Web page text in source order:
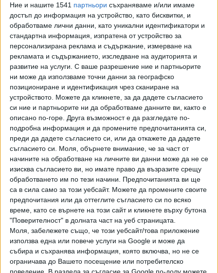
Ние и нашите 1541 партньори съхраняваме и/или имаме
достъп до информация на устройство, като бисквитки, и
обработваме лични данни, като уникални идентификатори и
стандартна информация, изпратена от устройство за
персонализирана реклама и съдържание, измерване на
рекламата и съдържанието, изследване на аудиторията и
развитие на услуги. С ваше разрешение ние и партньорите
ни може да използваме точни данни за географско
позициониране и идентификация чрез сканиране на
устройството. Можете да кликнете, за да дадете съгласието
си ние и партньорите ни да обработваме данните ви, както е
описано по-горе. Друга възможност е да разгледате по-
подробна информация и да промените предпочитанията си,
преди да дадете съгласието си, или да откажете да дадете
съгласието си.
Моля, обърнете внимание, че за част от
начините на обработване на личните ви данни може да не се
изисква съгласието ви, но имате право да възразите срещу
обработването им по тези начини. Предпочитанията ви ще
са в сила само за този уебсайт. Можете да промените своите
предпочитания или да оттеглите съгласието си по всяко
време, като се върнете на този сайт и кликнете върху бутона
"Поверителност" в долната част на уеб страницата.
Моля, забележете също, че този уебсайт/това приложение
използва една или повече услуги на Google и може да
събира и съхранява информация, която включва, но не се
ограничава до Вашето посещение или потребителско
поведение. В раздела за съгласие за Google по-долу можете
28 Ноем. 2019 Обновена
Фенове на "Ботев" (Пд) готвят шествие до
София заради стадиона си
27 Ноем. 2019
Фенове на "Ботев" (Пд) искат общината да
откаже апорт на клубния стадион
22 Ноем. 2019
Строежът на стадиона на "Ботев" (Пд) се
оказа предизборен кьорфишек
Директор напусна след седмата загуба на
"Ботев" (Пд)
07 Окт. 2019
В "Ботев" (Пд) ще гадаят бъдещето си до
петък